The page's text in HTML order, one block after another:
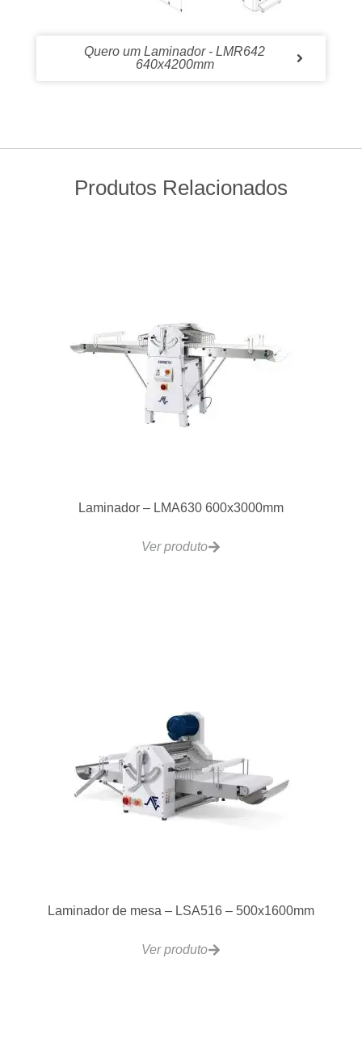
Quero um Laminador - LMR642
640x4200mm
Produtos Relacionados
Laminador – LMA630 600x3000mm
Ver produto
Laminador de mesa – LSA516 – 500x1600mm
Ver produto